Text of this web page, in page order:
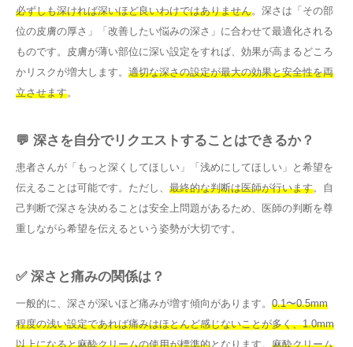
必ずしも深ければ深いほど良いわけではありません。深さは「その部
位の皮膚の厚さ」「改善したい悩みの深さ」に合わせて最適化される
ものです。皮膚が薄い部位に深い設定をすれば、効果が高まるどころ
かリスクが増大します。 適切な深さの設定が最大の効果と安全性を両
立させます。
💬 深さを自分でリクエストすることはできるか？
患者さんが「もっと深くしてほしい」「浅めにしてほしい」と希望を
伝えることは可能です。ただし、 最終的な判断は医師が行います。自
己判断で深さを決めることは安全上問題があるため、医師の判断を尊
重しながら希望を伝えるという姿勢が大切です。
✅ 深さと痛みの関係は？
一般的に、深さが深いほど痛みが増す傾向があります。 0.1〜0.5mm
程度の浅い設定であれば痛みはほとんど感じないことが多く、1.0mm
以上になると麻酔クリームの使用が標準的となります。 麻酔クリーム